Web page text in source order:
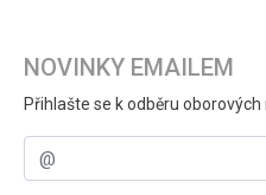
NOVINKY EMAILEM
Přihlašte se k odběru oborových